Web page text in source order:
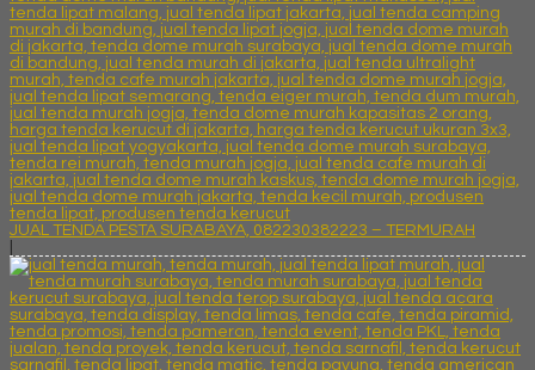
JUAL TENDA PESTA SURABAYA, 082230382223 – TERMURAH